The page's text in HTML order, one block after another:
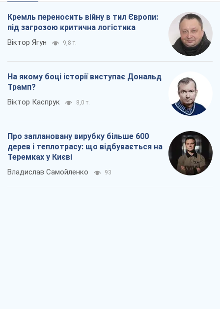
Кремль переносить війну в тил Європи:
під загрозою критична логістика
Віктор Ягун 9,8 т.
На якому боці історії виступає Дональд
Трамп?
Віктор Каспрук 8,0 т.
Про заплановану вирубку більше 600
дерев і теплотрасу: що відбувається на
Теремках у Києві
Владислав Самойленко 93